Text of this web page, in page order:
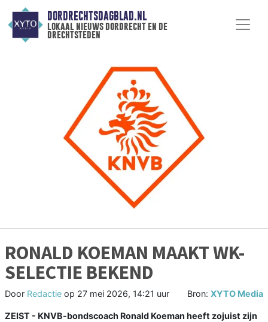
DORDRECHTSDAGBLAD.NL
lokaal nieuws dordrecht en de
drechtsteden
RONALD KOEMAN MAAKT WK-
SELECTIE BEKEND
Door Redactie op 27 mei 2026, 14:21 uur Bron: XYTO Media
ZEIST - KNVB-bondscoach Ronald Koeman heeft zojuist zijn